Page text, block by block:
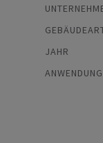
JAHR
ANWENDUNG